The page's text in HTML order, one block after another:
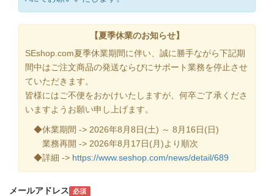
【夏季休業のお知らせ】
SEshop.com夏季休業期間に伴い、誠に勝手ながら下記期
間中はご注文商品の発送ならびにサポート業務を停止させ
ていただきます。
皆様にはご不便をおかけいたしますが、何卒ご了承くださ
いますようお願い申し上げます。
◆休業期間 -> 2026年8月8日(土) ～ 8月16日(日)
業務再開 -> 2026年8月17日(月)より順次
◆詳細 -> https://www.seshop.com/news/detail/689
メールアドレス 必須